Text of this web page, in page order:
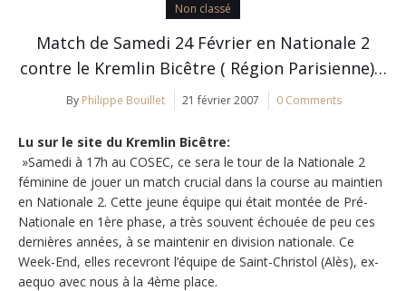
Non classé
Match de Samedi 24 Février en Nationale 2
contre le Kremlin Bicêtre ( Région Parisienne)…
By Philippe Bouillet 21 février 2007 0 Comments
Lu sur le site du Kremlin Bicêtre:
»Samedi à 17h au COSEC, ce sera le tour de la Nationale 2
féminine de jouer un match crucial dans la course au maintien
en Nationale 2. Cette jeune équipe qui était montée de Pré-
Nationale en 1ère phase, a très souvent échouée de peu ces
dernières années, à se maintenir en division nationale. Ce
Week-End, elles recevront l’équipe de Saint-Christol (Alès), ex-
aequo avec nous à la 4ème place.